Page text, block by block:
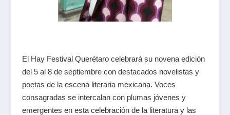
El Hay Festival Querétaro celebrará su novena edición
del 5 al 8 de septiembre con destacados novelistas y
poetas de la escena literaria mexicana. Voces
consagradas se intercalan con plumas jóvenes y
emergentes en esta celebración de la literatura y las